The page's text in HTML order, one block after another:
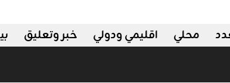
خبر وتعليق اقليمي ودولي محلي